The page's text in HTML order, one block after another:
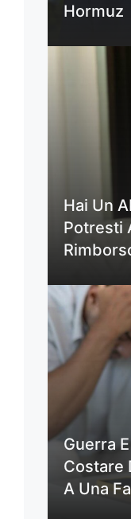
Hormuz
Hai Un
Potresti
Guerra
Costare
A Una